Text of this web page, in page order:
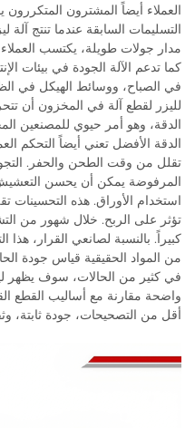
العملاء أيضاً المشترون
التسليمات السابقة عندما تنتج آلة
مدار جولات طويلة، يكتسب
كما تدعم الآلة الجودة في بيئات
في الصباح، ووسائط الهيكل في
لليزر لقطع آلة في المخزون أن
الدقة، وهو أمر حيوي للمصنعين
الدقة الأفضل تعني أيضاً التحكم
تقلل من وقت الطحن والحفر.
المرفوضة يمكن أن يحسن
استخدام الأوراق. هذه التحسينات
تؤثر على الربح. خلال شهور من
كبيراً. بالنسبة لصانعي القرار،
من المواد الحقيقية قياس جودة
في كثير من الحالات، سوف يظهر
واضحة مقارنة مع أساليب القطع
أقل من التصحيحات، جودة ثابتة،